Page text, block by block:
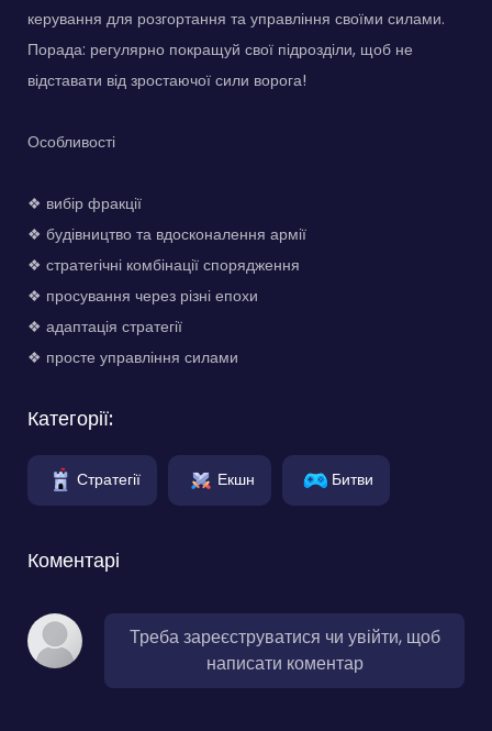
керування для розгортання та управління своїми силами.
Порада: регулярно покращуй свої підрозділи, щоб не
відставати від зростаючої сили ворога!
Особливості
❖ вибір фракції
❖ будівництво та вдосконалення армії
❖ стратегічні комбінації спорядження
❖ просування через різні епохи
❖ адаптація стратегії
❖ просте управління силами
Категорії:
Стратегії Екшн Битви
Коментарі
Треба зареєструватися чи увійти, щоб
написати коментар